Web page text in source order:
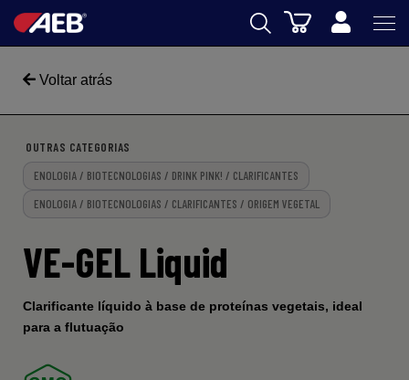
CERVEJA
FOOD
SPIRITS
AEB ACADEMY
Carrinho
Voltar atrás
OUTRAS CATEGORIAS
ENOLOGIA / BIOTECNOLOGIAS / DRINK PINK! / CLARIFICANTES
ENOLOGIA / BIOTECNOLOGIAS / CLARIFICANTES / ORIGEM VEGETAL
VE-GEL Liquid
Clarificante líquido à base de proteínas vegetais, ideal
para a flutuação